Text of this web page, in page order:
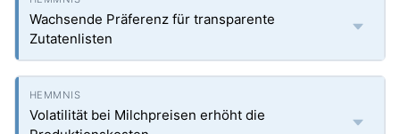
Wachsende Präferenz für transparente
Zutatenlisten
Volatilität bei Milchpreisen erhöht die